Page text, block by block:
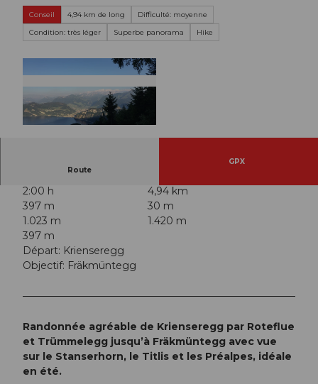
Conseil 4,94 km de long
Difficulté: moyenne
Condition: très léger
Superbe panorama Hike
Route
GPX
2:00 h
4,94 km
397 m
30 m
1.023 m
1.420 m
397 m
Départ: Krienseregg
Objectif: Fräkmüntegg
Randonnée agréable de Krienseregg par Roteflue
et Trümmelegg jusqu’à Fräkmüntegg avec vue
sur le Stanserhorn, le Titlis et les Préalpes, idéale
en été.